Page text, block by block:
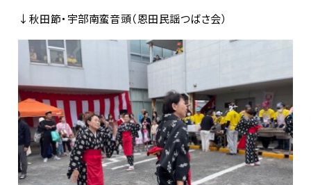
↓秋田節・宇部南蛮音頭（恩田民謡つばさ会）